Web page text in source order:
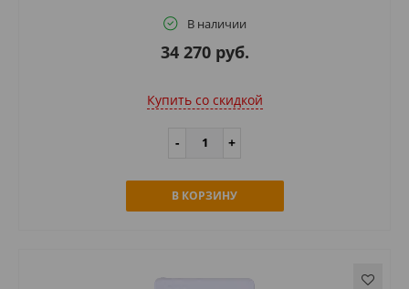
В наличии
34 270 руб.
Купить cо скидкой
В КОРЗИНУ